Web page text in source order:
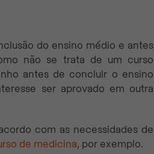
do ensino médio e antes
não se trata de um curso
antes de concluir o ensino
ser aprovado em outra
com as necessidades de
de medicina, por exemplo.